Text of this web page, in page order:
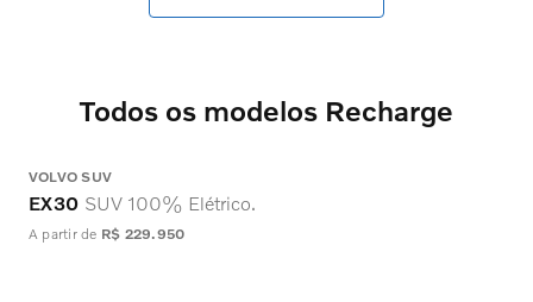
Todos os modelos Recharge
VOLVO SUV
EX30 SUV 100% Elétrico.
A partir de R$ 229.950